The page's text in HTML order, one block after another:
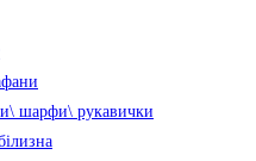
шарфи\ рукавички